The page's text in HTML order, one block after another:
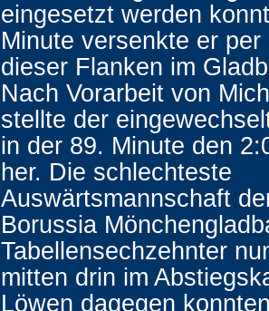
eingesetzt werden
Minute versenkte er per
dieser Flanken im
Nach Vorarbeit von
stellte der
in der 89. Minute den
her. Die schlechteste
Auswärtsmannschaft
Borussia
Tabellensechzehnter
mitten drin im
Löwen dagegen